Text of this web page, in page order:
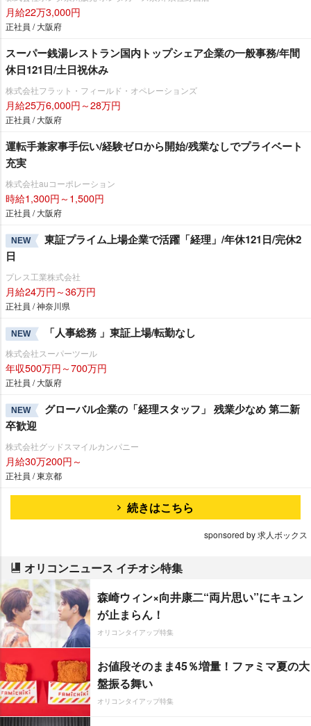
月給22万3,000円
正社員 / 大阪府
スーパー銭湯レストラン国内トップシェア企業の一般事務/年間
休日121日/土日祝休み
株式会社フラット・フィールド・オペレーションズ
月給25万6,000円～28万円
正社員 / 大阪府
運転手兼家事手伝い/経験ゼロから開始/残業なしでプライベート
充実
株式会社auコーポレーション
時給1,300円～1,500円
正社員 / 大阪府
NEW
東証プライム上場企業で活躍「経理」/年休121日/完休2
日
プレス工業株式会社
月給24万円～36万円
正社員 / 神奈川県
NEW 「人事総務 」東証上場/転勤なし
株式会社スーパーツール
年収500万円～700万円
正社員 / 大阪府
NEW
グローバル企業の「経理スタッフ」 残業少なめ 第二新
卒歓迎
株式会社グッドスマイルカンパニー
月給30万200円～
正社員 / 東京都
続きはこちら
sponsored by 求人ボックス
オリコンニュース イチオシ特集
森崎ウィン×向井康二“両片思い”にキュン
が止まらん！
オリコンタイアップ特集
お値段そのまま45％増量！ファミマ夏の大
盤振る舞い
オリコンタイアップ特集